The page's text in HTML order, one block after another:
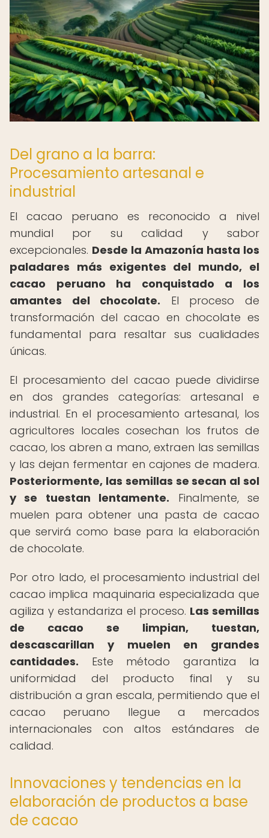
Del grano a la barra:
Procesamiento artesanal e
industrial
El cacao peruano es reconocido a nivel
mundial por su calidad y sabor
excepcionales. Desde la Amazonía hasta los
paladares más exigentes del mundo, el
cacao peruano ha conquistado a los
amantes del chocolate. El proceso de
transformación del cacao en chocolate es
fundamental para resaltar sus cualidades
únicas.
El procesamiento del cacao puede dividirse
en dos grandes categorías: artesanal e
industrial. En el procesamiento artesanal, los
agricultores locales cosechan los frutos de
cacao, los abren a mano, extraen las semillas
y las dejan fermentar en cajones de madera.
Posteriormente, las semillas se secan al sol
y se tuestan lentamente. Finalmente, se
muelen para obtener una pasta de cacao
que servirá como base para la elaboración
de chocolate.
Por otro lado, el procesamiento industrial del
cacao implica maquinaria especializada que
agiliza y estandariza el proceso. Las semillas
de cacao se limpian, tuestan,
descascarillan y muelen en grandes
cantidades. Este método garantiza la
uniformidad del producto final y su
distribución a gran escala, permitiendo que el
cacao peruano llegue a mercados
internacionales con altos estándares de
calidad.
Innovaciones y tendencias en la
elaboración de productos a base
de cacao